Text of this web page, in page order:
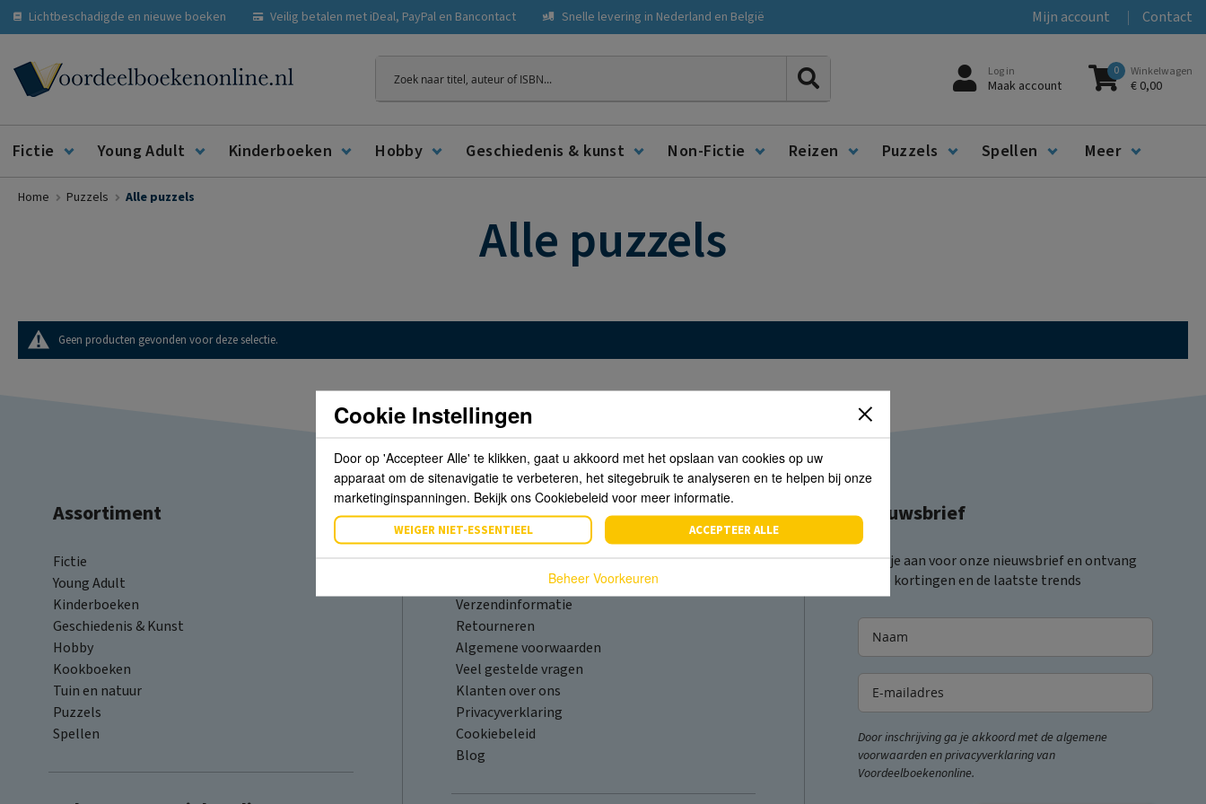
Lichtbeschadigde en nieuwe boeken Veilig betalen met iDeal, PayPal en Bancontact Snelle levering in Nederland en België Mijn account Contact
Zoeken
Log in
Maak account
0 Winkelwagen
€ 0,00
Fictie Young Adult Kinderboeken Hobby Geschiedenis & kunst Non-Fictie Reizen Puzzels Spellen Meer
Home Puzzels Alle puzzels
Alle puzzels
Geen producten gevonden voor deze selectie.
Assortiment
Fictie
Young Adult
Kinderboeken
Geschiedenis & Kunst
Hobby
Kookboeken
Tuin en natuur
Puzzels
Spellen
Informatie
Over ons
Contact & Route
Verzendinformatie
Retourneren
Algemene voorwaarden
Veel gestelde vragen
Klanten over ons
Privacyverklaring
Cookiebeleid
Blog
Nieuwsbrief
Meld je aan voor onze nieuwsbrief en ontvang
leuke kortingen en de laatste trends
Door inschrijving ga je akkoord met de algemene
voorwaarden en privacyverklaring van
Voordeelboekenonline.
Cookie Instellingen
Door op 'Accepteer Alle' te klikken, gaat u akkoord met het opslaan van cookies op uw
apparaat om de sitenavigatie te verbeteren, het sitegebruik te analyseren en te helpen bij onze
marketinginspanningen. Bekijk ons Cookiebeleid voor meer informatie.
WEIGER NIET-ESSENTIEEL ACCEPTEER ALLE
Beheer Voorkeuren